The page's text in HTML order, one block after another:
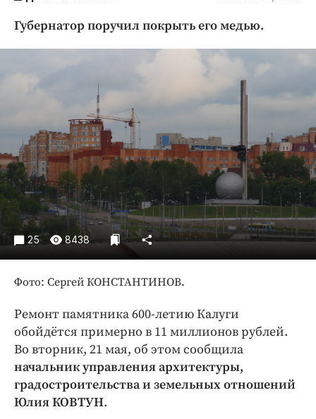
Благоустройство
Недвижимость и ЖКХ
Образование
Общество
Погода
Праздники
Происшествия
Спорт
Экономика и бизнес
ПРОЕКТЫ
Издания
Медиаперсона
Интересное чтиво
Клиника года
Бренд года
Губернатор поручил покрыть его медью.
25 8438
Фото: Сергей КОНСТАНТИНОВ.
Ремонт памятника 600-летию Калуги
обойдётся примерно в 11 миллионов рублей.
Во вторник, 21 мая, об этом сообщила
начальник управления архитектуры,
градостроительства и земельных отношений
Юлия КОВТУН.